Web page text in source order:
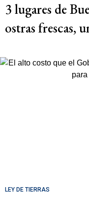
3 lugares de
ostras frescas,
LEY DE TIERRAS